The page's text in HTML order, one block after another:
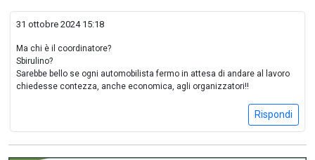
31 ottobre 2024 15:18
Ma chi è il coordinatore?
Sbirulino?
Sarebbe bello se ogni automobilista fermo in attesa di andare al lavoro
chiedesse contezza, anche economica, agli organizzatori!!
Rispondi